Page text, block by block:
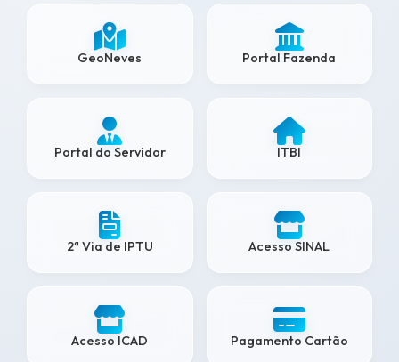
GeoNeves Portal Fazenda
Portal do Servidor ITBI
2ª Via de IPTU Acesso SINAL
Acesso ICAD Pagamento Cartão